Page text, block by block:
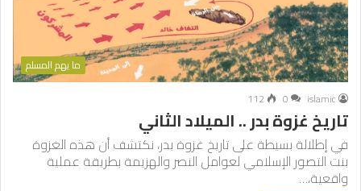
ما يهم المسلم
islamic
0
112
تاريخ غزوة بدر .. الميلاد الثاني
في إطلالة بسيطة على تاريخ غزوة بدر، نكتشف أن هذه الغزوة
بنت التصور الإسلامي لعوامل النصر والهزيمة بطريقة عملية
واقعية،…